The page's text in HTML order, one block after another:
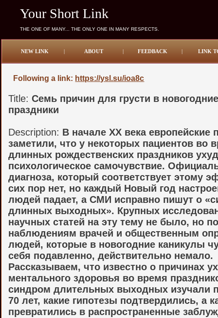
Your Short Link
THE ONE OF MANY... THE ONLY ONE IN MANY RESPECTS.
NEW LINK | ABOUT | FEEDBACK | LINK
Following a link: https://ysl.su/ioa8c
Title:Семь причин для грусти в
праздники
Description: В начале XX века европейские
заметили, что у некоторых пациентов во
длинных рождественских праздников
психологическое самочувствие.
диагноза, который соответствует этому
сих пор нет, но каждый Новый год
людей падает, а СМИ исправно пишут о
длинных выходных». Крупных
научных статей на эту тему не было, но
наблюдениям врачей и общественным
людей, которые в новогодние каникулы
себя подавленно, действительно немало.
Рассказываем, что известно о причинах
ментального здоровья во время
синдром длительных выходных изучали
70 лет, какие гипотезы подтвердились, а
превратились в распространенные